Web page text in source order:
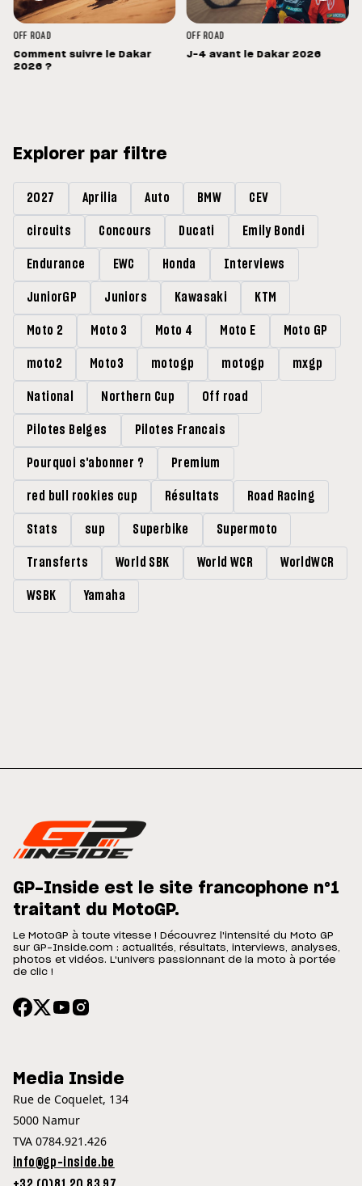
OFF ROAD
Comment suivre le Dakar
2026 ?
OFF ROAD
J-4 avant le Dakar 2026
Explorer par filtre
2027 Aprilia Auto BMW CEV
circuits Concours Ducati Emily Bondi
Endurance EWC Honda Interviews
JuniorGP Juniors Kawasaki KTM
Moto 2 Moto 3 Moto 4 Moto E Moto GP
moto2 Moto3 motogp motogp mxgp
National Northern Cup Off road
Pilotes Belges Pilotes Francais
Pourquoi s'abonner ? Premium
red bull rookies cup Résultats Road Racing
Stats sup Superbike Supermoto
Transferts World SBK World WCR WorldWCR
WSBK Yamaha
GP-Inside est le site francophone n°1
traitant du MotoGP.
Le MotoGP à toute vitesse ! Découvrez l'intensité du Moto GP
sur GP-Inside.com : actualités, résultats, interviews, analyses,
photos et vidéos. L'univers passionnant de la moto à portée
de clic !
Media Inside
Rue de Coquelet, 134
5000 Namur
TVA 0784.921.426
info@gp-inside.be